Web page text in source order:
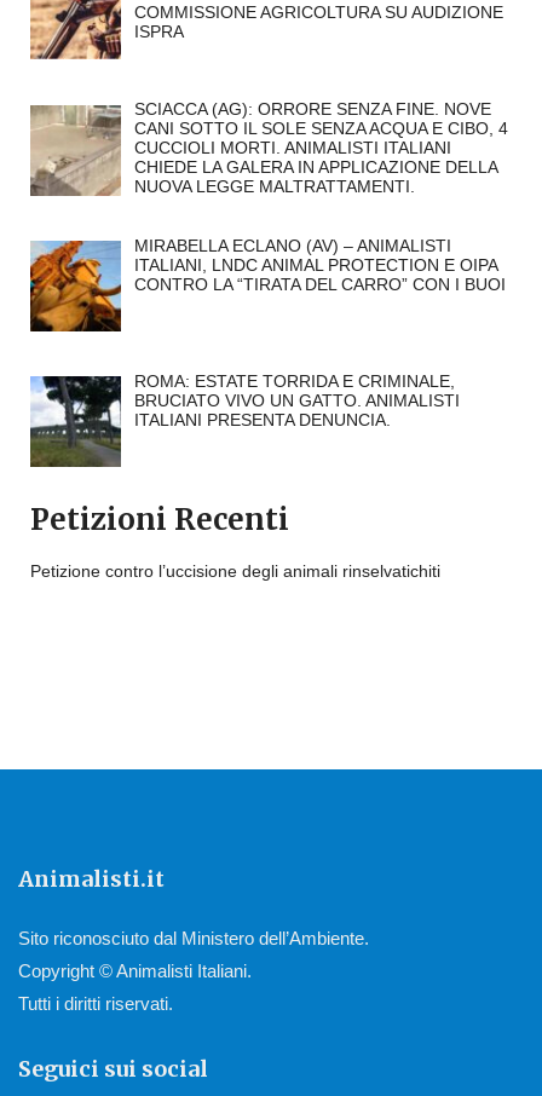
COMMISSIONE AGRICOLTURA SU AUDIZIONE
ISPRA
SCIACCA (AG): ORRORE SENZA FINE. NOVE
CANI SOTTO IL SOLE SENZA ACQUA E CIBO, 4
CUCCIOLI MORTI. ANIMALISTI ITALIANI
CHIEDE LA GALERA IN APPLICAZIONE DELLA
NUOVA LEGGE MALTRATTAMENTI.
MIRABELLA ECLANO (AV) – ANIMALISTI
ITALIANI, LNDC ANIMAL PROTECTION E OIPA
CONTRO LA “TIRATA DEL CARRO” CON I BUOI
ROMA: ESTATE TORRIDA E CRIMINALE,
BRUCIATO VIVO UN GATTO. ANIMALISTI
ITALIANI PRESENTA DENUNCIA.
Petizioni Recenti
Petizione contro l’uccisione degli animali rinselvatichiti
Animalisti.it
Sito riconosciuto dal Ministero dell’Ambiente.
Copyright © Animalisti Italiani.
Tutti i diritti riservati.
Seguici sui social